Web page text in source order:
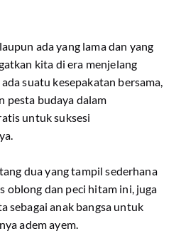
ada yang lama dan yang
kita di era menjelang
suatu kesepakatan bersama,
pesta budaya dalam
untuk suksesi
dua yang tampil sederhana
oblong dan peci hitam ini, juga
sebagai anak bangsa untuk
adem ayem.